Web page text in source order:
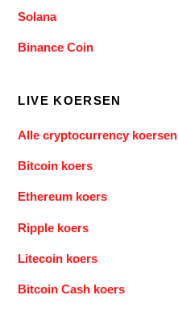
Solana
Binance Coin
LIVE KOERSEN
Alle cryptocurrency koersen
Bitcoin koers
Ethereum koers
Ripple koers
Litecoin koers
Bitcoin Cash koers